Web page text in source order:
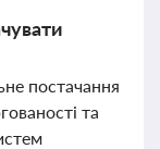
постачання
та